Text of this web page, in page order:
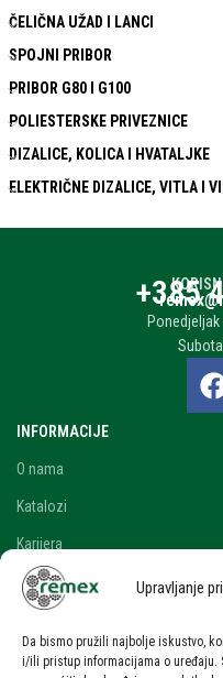
Upravljanje
Da bismo pružili najbolje iskustvo,
i/ili pristup informacijama o uređaju.
ČELIČNA UŽAD I LANCI
SPOJNI PRIBOR
PRIBOR G80 I G100
POLIESTERSKE PRIVEZNICE
DIZALICE, KOLICA I HVATALJKE
ELEKTRIČNE DIZALICE, VITLA I
+385
INFORMACIJE
O nama
Katalozi
Karijera
Blog i novosti
RAČUN